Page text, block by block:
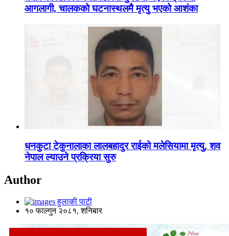
आगलागी, चालकको घटनास्थलमै मृत्यु भएको आशंका
धनकुटा टेकुनालाका लालबहादुर राईको मलेसियामा मृत्यु, शव
नेपाल ल्याउने प्रक्रिया सुरु
Author
हुलाकी पाटी
१० फाल्गुन २०८१, शनिबार